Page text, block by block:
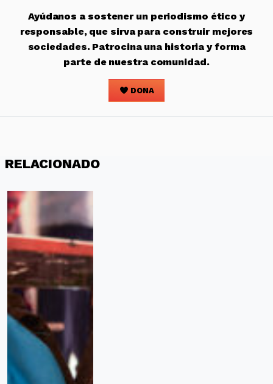
Ayúdanos a sostener un periodismo ético y
responsable, que sirva para construir mejores
sociedades. Patrocina una historia y forma
parte de nuestra comunidad.
DONA
RELACIONADO